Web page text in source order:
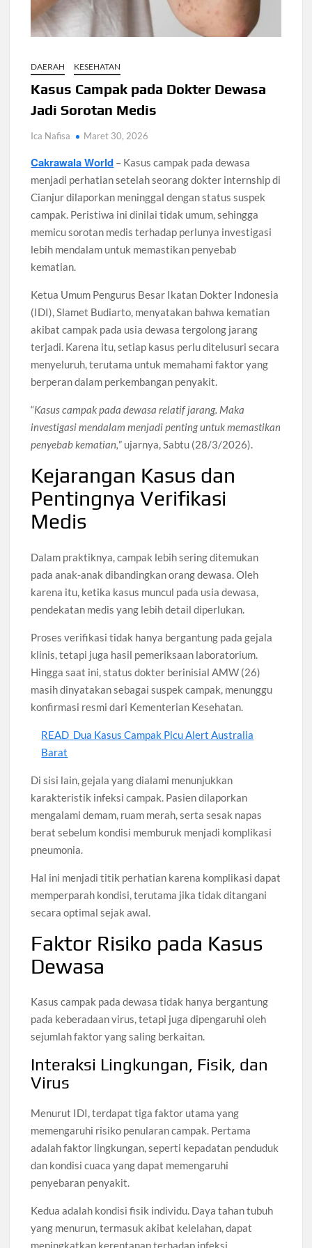
Santri Digital Tangsel Dibentuk Lewat Program AI
Pesantren
Bank Dunia Mulai Persiapan IDA22, Sri Mulyani Jadi Ketua
Independen
Sidang MK Bahas Tanggung Jawab Maskapai Saat Delay
Box Office Hollywood 2026 Tembus 4 Film Rp18 Triliun
DAERAH KESEHATAN
Kasus Campak pada Dokter Dewasa
Jadi Sorotan Medis
Ica Nafisa Maret 30, 2026
Cakrawala World – Kasus campak pada dewasa
menjadi perhatian setelah seorang dokter internship di
Cianjur dilaporkan meninggal dengan status suspek
campak. Peristiwa ini dinilai tidak umum, sehingga
memicu sorotan medis terhadap perlunya investigasi
lebih mendalam untuk memastikan penyebab
kematian.
Ketua Umum Pengurus Besar Ikatan Dokter Indonesia
(IDI), Slamet Budiarto, menyatakan bahwa kematian
akibat campak pada usia dewasa tergolong jarang
terjadi. Karena itu, setiap kasus perlu ditelusuri secara
menyeluruh, terutama untuk memahami faktor yang
berperan dalam perkembangan penyakit.
“Kasus campak pada dewasa relatif jarang. Maka
investigasi mendalam menjadi penting untuk memastikan
penyebab kematian,” ujarnya, Sabtu (28/3/2026).
Kejarangan Kasus dan
Pentingnya Verifikasi
Medis
Dalam praktiknya, campak lebih sering ditemukan
pada anak-anak dibandingkan orang dewasa. Oleh
karena itu, ketika kasus muncul pada usia dewasa,
pendekatan medis yang lebih detail diperlukan.
Proses verifikasi tidak hanya bergantung pada gejala
klinis, tetapi juga hasil pemeriksaan laboratorium.
Hingga saat ini, status dokter berinisial AMW (26)
masih dinyatakan sebagai suspek campak, menunggu
konfirmasi resmi dari Kementerian Kesehatan.
READ Dua Kasus Campak Picu Alert Australia
Barat
Di sisi lain, gejala yang dialami menunjukkan
karakteristik infeksi campak. Pasien dilaporkan
mengalami demam, ruam merah, serta sesak napas
berat sebelum kondisi memburuk menjadi komplikasi
pneumonia.
Hal ini menjadi titik perhatian karena komplikasi dapat
memperparah kondisi, terutama jika tidak ditangani
secara optimal sejak awal.
Faktor Risiko pada Kasus
Dewasa
Kasus campak pada dewasa tidak hanya bergantung
pada keberadaan virus, tetapi juga dipengaruhi oleh
sejumlah faktor yang saling berkaitan.
Interaksi Lingkungan, Fisik, dan
Virus
Menurut IDI, terdapat tiga faktor utama yang
memengaruhi risiko penularan campak. Pertama
adalah faktor lingkungan, seperti kepadatan penduduk
dan kondisi cuaca yang dapat memengaruhi
penyebaran penyakit.
Kedua adalah kondisi fisik individu. Daya tahan tubuh
yang menurun, termasuk akibat kelelahan, dapat
meningkatkan kerentanan terhadap infeksi.